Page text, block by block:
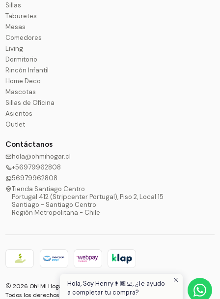
Sillas
Taburetes
Mesas
Comedores
Living
Dormitorio
Rincón Infantil
Home Deco
Mascotas
Sillas de Oficina
Asientos
Outlet
Contáctanos
hola@ohmihogar.cl
+56979962808
56979962808
Tienda Santiago Centro
Portugal 412 (Stripcenter Portugal), Piso 2, Local 15
Santiago - Santiago Centro
Región Metropolitana - Chile
2026 Oh! Mi Hogar®.
Todos los derechos reservados.Desarrollado por Jumpseller
Hola, Soy Henry👨🏾‍💻, ¿Te ayudo
a completar tu compra?